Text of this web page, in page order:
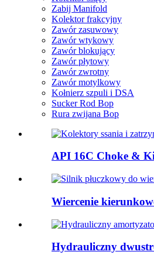
Zabij Manifold
Kolektor frakcyjny
Zawór zasuwowy
Zawór wtykowy
Zawór blokujący
Zawór płytowy
Zawór zwrotny
Zawór motylkowy
Kołnierz szpuli i DSA
Sucker Rod Bop
Rura zwijana Bop
API 16C Choke &
Wiercenie
Hydrauliczny